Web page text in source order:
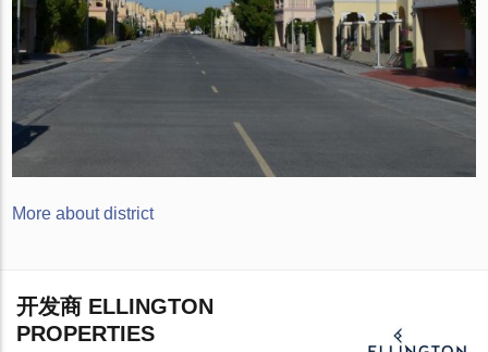
More about district
开发商 ELLINGTON
PROPERTIES